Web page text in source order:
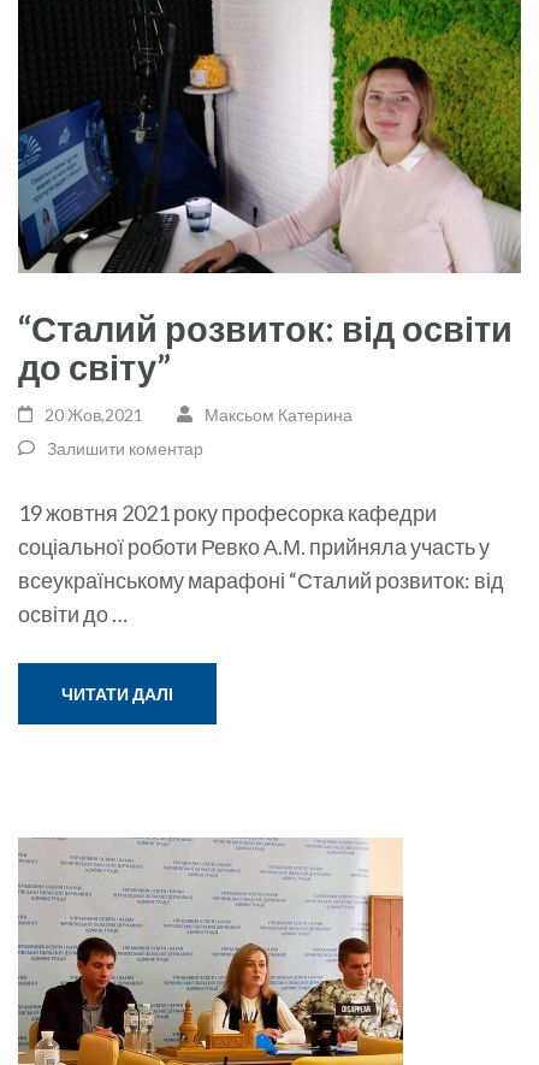
“Сталий розвиток: від освіти
до світу”
20 Жов,2021
Максьом Катерина
Залишити коментар
19 жовтня 2021 року професорка кафедри
соціальної роботи Ревко А.М. прийняла участь у
всеукраїнському марафоні “Сталий розвиток: від
освіти до …
ЧИТАТИ ДАЛІ